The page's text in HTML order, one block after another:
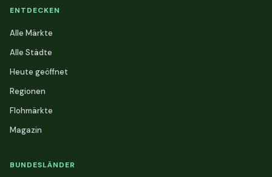
ENTDECKEN
Alle Märkte
Alle Städte
Heute geöffnet
Regionen
Flohmärkte
Magazin
BUNDESLÄNDER